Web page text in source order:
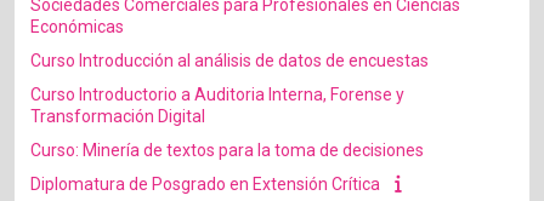
Sociedades Comerciales para Profesionales en Ciencias
Económicas
Curso Introducción al análisis de datos de encuestas
Curso Introductorio a Auditoria Interna, Forense y
Transformación Digital
Curso: Minería de textos para la toma de decisiones
Diplomatura de Posgrado en Extensión Crítica